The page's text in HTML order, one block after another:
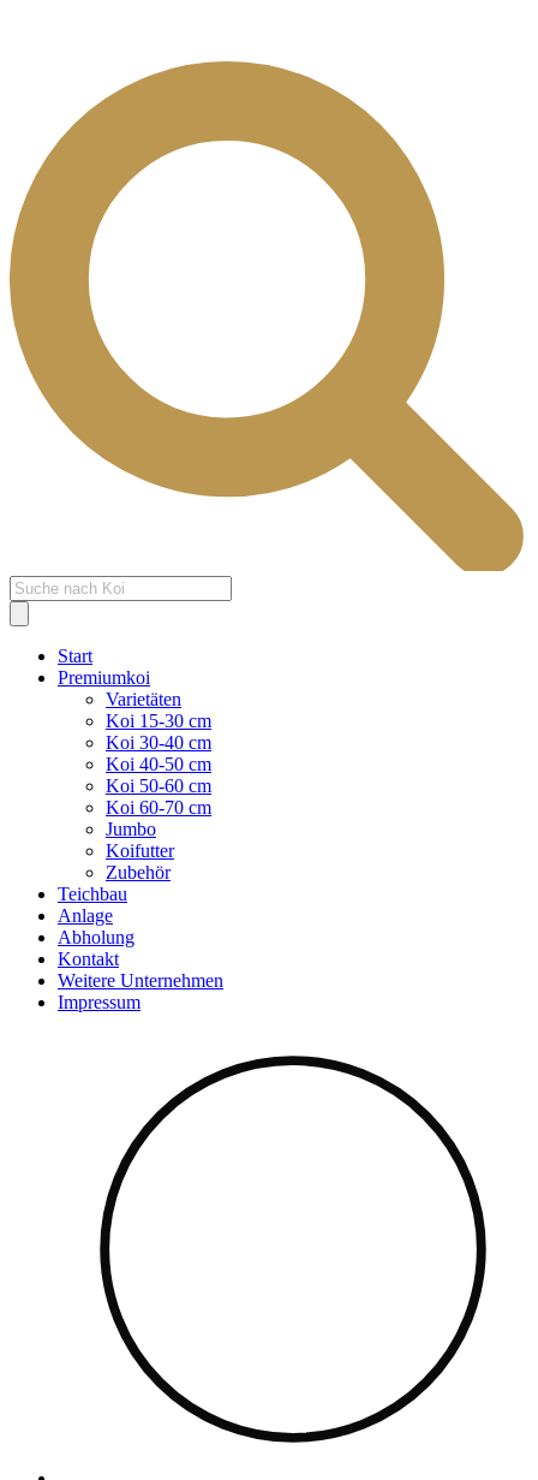
Products
search
Start
Premiumkoi
Varietäten
Koi 15-30 cm
Koi 30-40 cm
Koi 40-50 cm
Koi 50-60 cm
Koi 60-70 cm
Jumbo
Koifutter
Zubehör
Teichbau
Anlage
Abholung
Kontakt
Weitere Unternehmen
Impressum